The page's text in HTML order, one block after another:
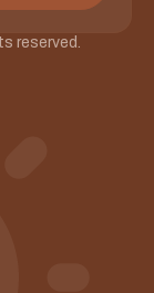
reserved.